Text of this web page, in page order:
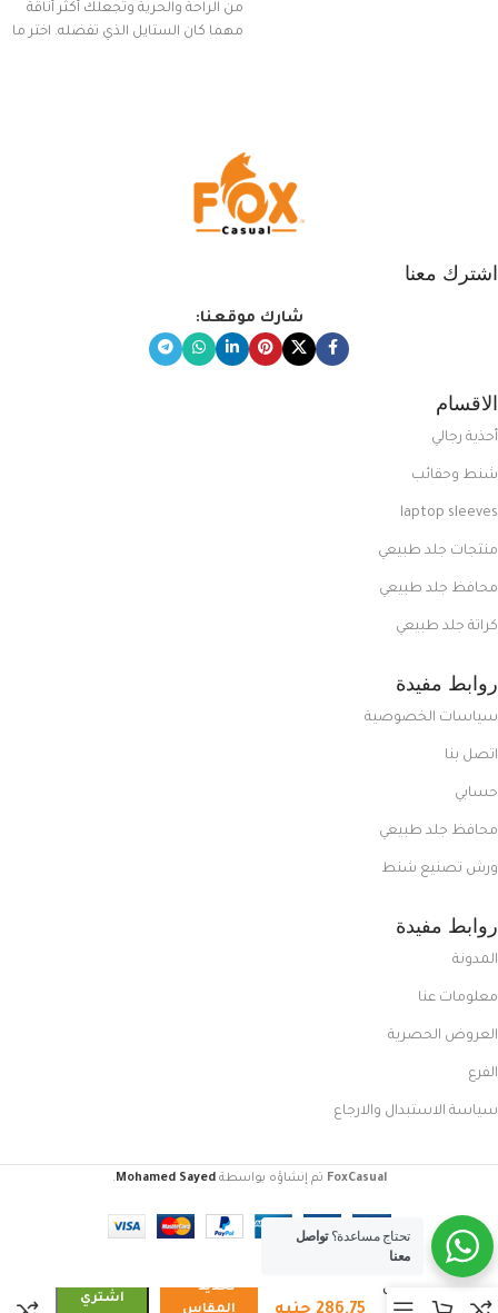
من الراحة والحرية وتجعلك أكثر أناقة
مهما كان الستايل الذي تفضله. اختر ما
اشترك معنا
شارك موقعنا:
الاقسام
أحذية رجالي
شنط وحقائب
laptop sleeves
منتجات جلد طبيعي
محافظ جلد طبيعي
كراتة جلد طبيعي
روابط مفيدة
سياسات الخصوصية
اتصل بنا
حسابي
محافظ جلد طبيعي
ورش تصنيع شنط
روابط مفيدة
المدونة
معلومات عنا
العروض الحصرية
الفرع
سياسة الاستبدال والارجاع
FoxCasual تم إنشاؤه بواسطةMohamed Sayed
.
كوتش
تحديد
اشتري
تحتاج مساعدة؟تواصل
معنا